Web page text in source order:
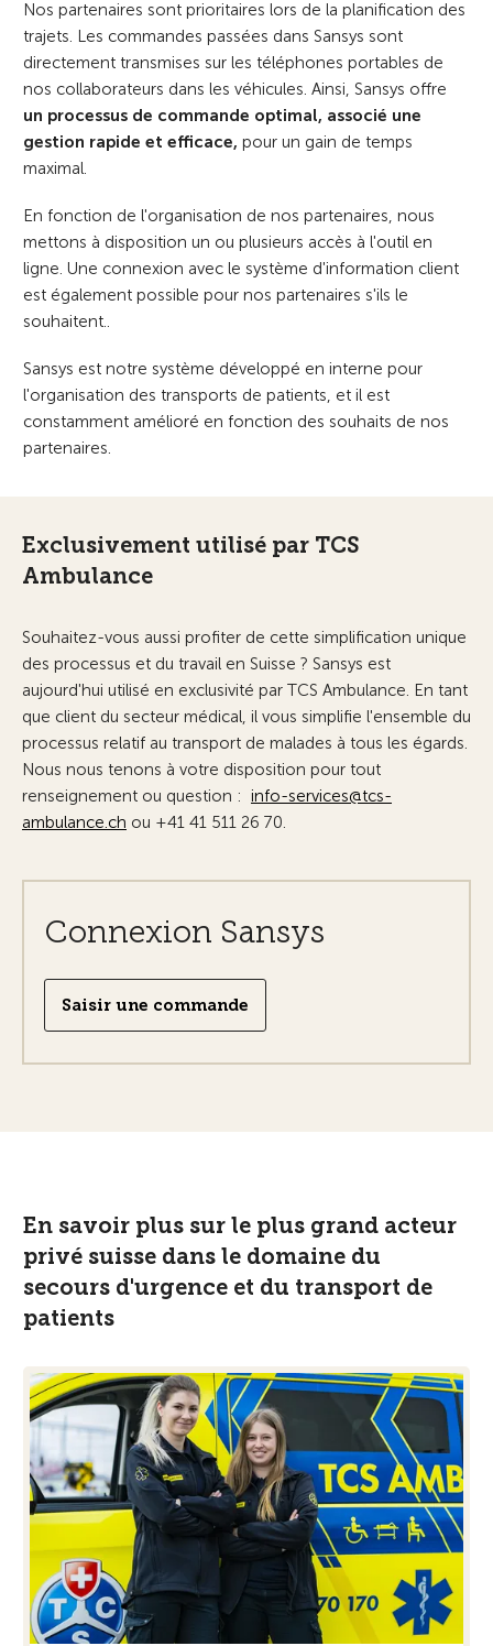
Nos partenaires sont prioritaires lors de la planification des
trajets. Les commandes passées dans Sansys sont
directement transmises sur les téléphones portables de
nos collaborateurs dans les véhicules. Ainsi, Sansys offre
un processus de commande optimal, associé une
gestion rapide et efficace, pour un gain de temps
maximal.
En fonction de l'organisation de nos partenaires, nous
mettons à disposition un ou plusieurs accès à l'outil en
ligne. Une connexion avec le système d'information client
est également possible pour nos partenaires s'ils le
souhaitent..
Sansys est notre système développé en interne pour
l'organisation des transports de patients, et il est
constamment amélioré en fonction des souhaits de nos
partenaires.
Exclusivement utilisé par TCS
Ambulance
Souhaitez-vous aussi profiter de cette simplification unique
des processus et du travail en Suisse ? Sansys est
aujourd'hui utilisé en exclusivité par TCS Ambulance. En tant
que client du secteur médical, il vous simplifie l'ensemble du
processus relatif au transport de malades à tous les égards.
Nous nous tenons à votre disposition pour tout
renseignement ou question :
nf -s rv c s
tcs-
mb l nc ch ou +41 41 511 26 70.
Connexion Sansys
Saisir une commande
En savoir plus sur le plus grand acteur
privé suisse dans le domaine du
secours d'urgence et du transport de
patients